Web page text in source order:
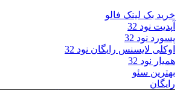
خرید بک لینک فالو
آپدیت نود 32
پسورد نود 32
اوکلی لایسنس رایگان نود 32
همیار نود 32
بهترین سئو
رایگان